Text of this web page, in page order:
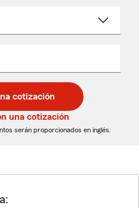
cotización
una cotización
serán proporcionados en inglés.